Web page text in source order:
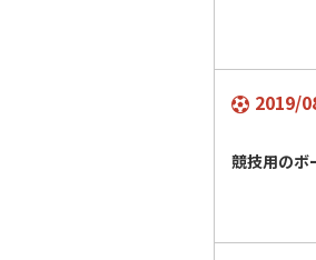
2019/
競技用のボ